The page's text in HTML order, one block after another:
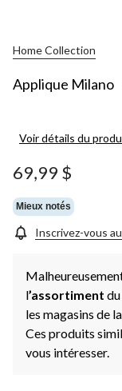
Home Collection
Applique Milano
Voir détails du
69,99 $
Mieux notés
Inscrivez-vous
l’assortiment
les magasins de
Ces produits
vous intéresser.